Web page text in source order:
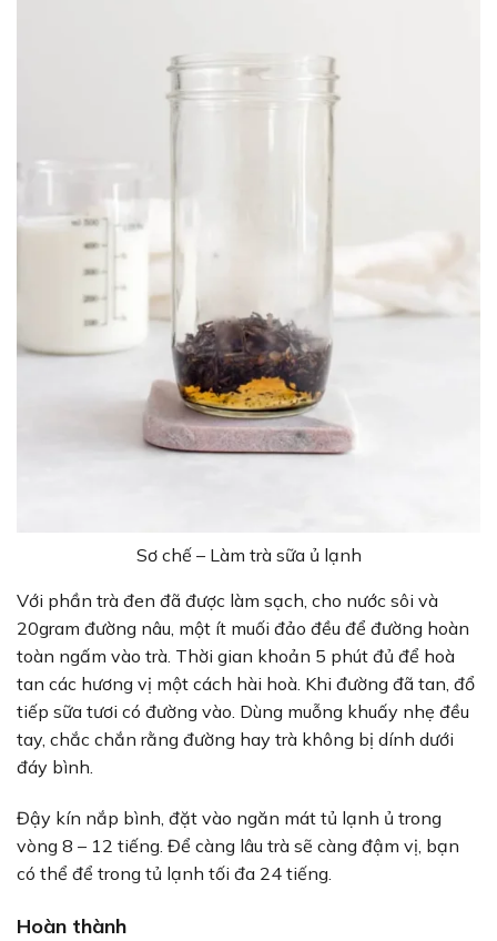
Sơ chế – Làm trà sữa ủ lạnh
Với phần trà đen đã được làm sạch, cho nước sôi và
20gram đường nâu, một ít muối đảo đều để đường hoàn
toàn ngấm vào trà. Thời gian khoản 5 phút đủ để hoà
tan các hương vị một cách hài hoà. Khi đường đã tan, đổ
tiếp sữa tươi có đường vào. Dùng muỗng khuấy nhẹ đều
tay, chắc chắn rằng đường hay trà không bị dính dưới
đáy bình.
Đậy kín nắp bình, đặt vào ngăn mát tủ lạnh ủ trong
vòng 8 – 12 tiếng. Để càng lâu trà sẽ càng đậm vị, bạn
có thể để trong tủ lạnh tối đa 24 tiếng.
Hoàn thành